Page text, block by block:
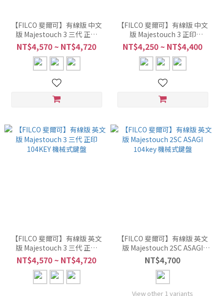
【FILCO 斐爾可】有線版 中文
版 Majestouch 3 三代 正印
104KEY 機械式鍵盤
NT$4,570 ~ NT$4,720
【FILCO 斐爾可】有線版 中文
版 Majestouch 3 正印
Tenkeyless 87Key 機械式鍵盤
NT$4,250 ~ NT$4,400
【FILCO 斐爾可】有線版 英文
版 Majestouch 3 三代 正印
104KEY 機械式鍵盤
NT$4,570 ~ NT$4,720
【FILCO 斐爾可】有線版 英文
版 Majestouch 2SC ASAGI
104key 機械式鍵盤
NT$4,700
View other 1 variants